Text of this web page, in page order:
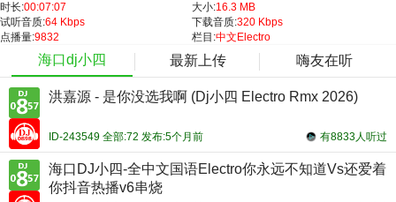
时长:00:07:07 大小:16.3 MB
试听音质:64 Kbps 下载音质:320 Kbps
点播量:9832 栏目:中文Electro
海口dj小四 最新上传 嗨友在听
洪嘉源 - 是你没选我啊 (Dj小四 Electro Rmx 2026)
有8833人听过
ID-243549 全部:72 发布:5个月前
海口DJ小四-全中文国语Electro你永远不知道Vs还爱着
你抖音热播v6串烧